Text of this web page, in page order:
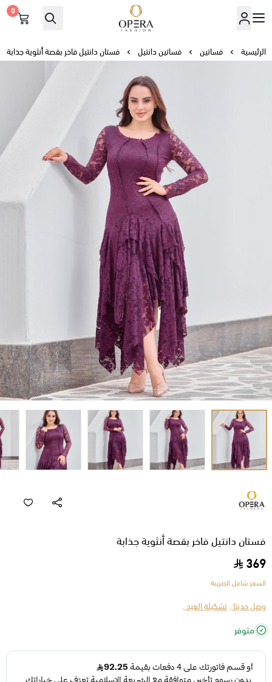
أوبرا فاشن
0
الرئيسية فساتين فساتين دانتيل فستان دانتيل فاخر بقصة أنثوية جذابة
فستان دانتيل فاخر بقصة أنثوية جذابة
369
السعر شامل الضريبة
وصل حديثا , تشكيلة العيد ,
متوفر